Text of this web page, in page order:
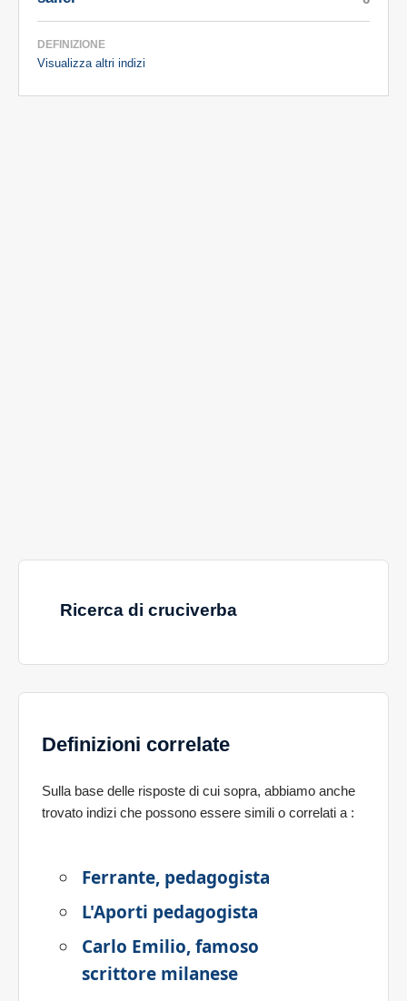
DEFINIZIONE
Visualizza altri indizi
Ricerca di cruciverba
Definizioni correlate
Sulla base delle risposte di cui sopra, abbiamo anche
trovato indizi che possono essere simili o correlati a :
Ferrante, pedagogista
L'Aporti pedagogista
Carlo Emilio, famoso
scrittore milanese